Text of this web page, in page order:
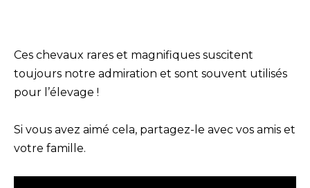
Ces chevaux rares et magnifiques suscitent
toujours notre admiration et sont souvent utilisés
pour l’élevage !
Si vous avez aimé cela, partagez-le avec vos amis et
votre famille.